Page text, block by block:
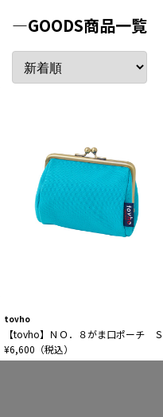
―GOODS商品一覧
tovho
【tovho】ＮＯ．８がま口ポーチ Ｓ
¥6,600（税込）